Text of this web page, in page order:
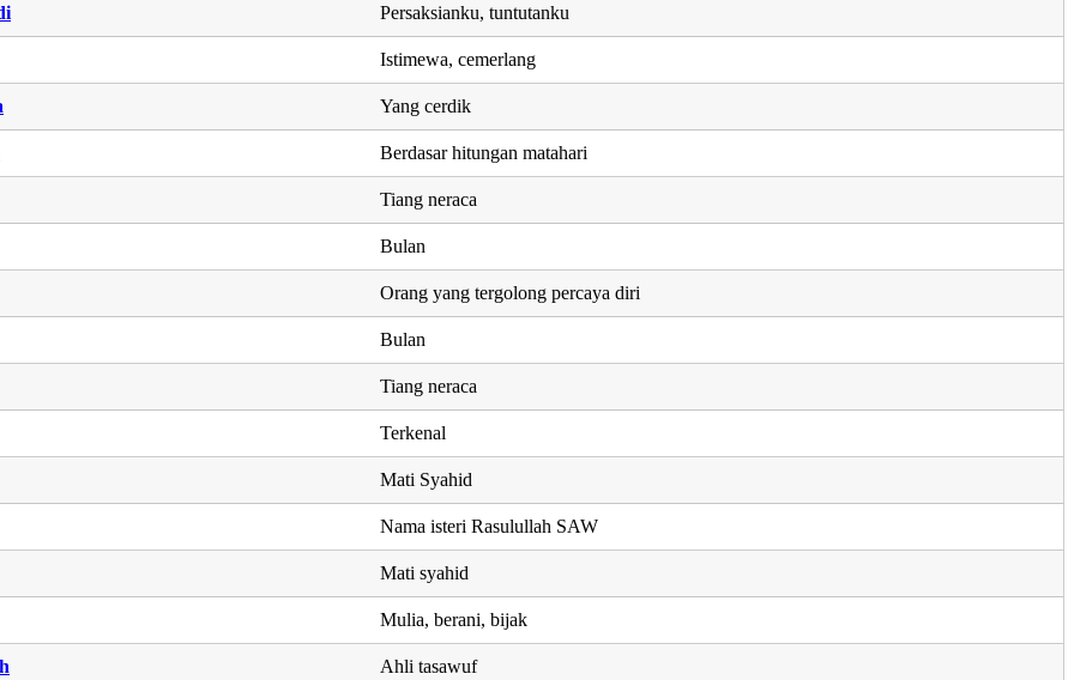
Persaksianku, tuntutanku
Istimewa, cemerlang
Yang cerdik
Berdasar hitungan matahari
Tiang neraca
Bulan
Orang yang tergolong percaya diri
Bulan
Tiang neraca
Terkenal
Mati Syahid
Nama isteri Rasulullah SAW
Mati syahid
Mulia, berani, bijak
Ahli tasawuf